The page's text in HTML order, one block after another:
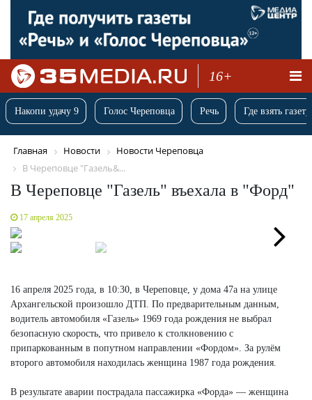
16+
Накопи удачу 9 Голос Череповца Речь Где взять
Главная Новости
Новости Череповца
В Череповце "Газель&...
В Череповце "Газель" въехала в "Форд"
17 апреля 2025
16 апреля 2025 года, в 10:30, в Череповце, у дома 47а на улице
Архангельской произошло ДТП. По предварительным данным,
водитель автомобиля «Газель» 1969 года рождения не выбрал
безопасную скорость, что привело к столкновению с
припаркованным в попутном направлении «Фордом». За рулём
второго автомобиля находилась женщина 1987 года рождения.
В результате аварии пострадала пассажирка «Форда» — женщина